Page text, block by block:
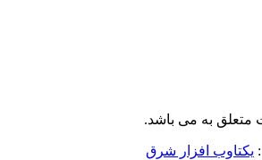
بهمی باشد.
یکتاوب افزار شرق